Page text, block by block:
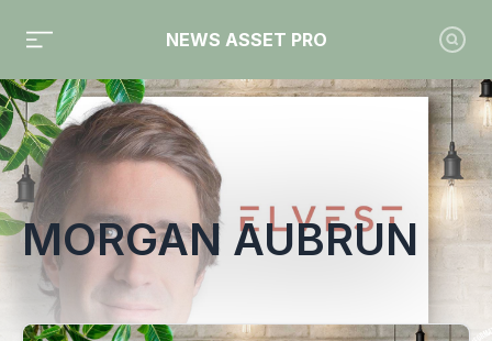
NEWS ASSET PRO
Toute l'actualité sur le tag "Morgan Aubrun"
MORGAN AUBRUN